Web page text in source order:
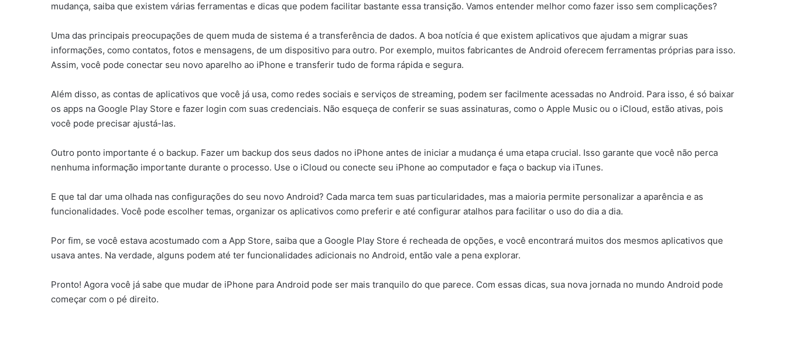
mudança, saiba que existem várias ferramentas e dicas que podem facilitar bastante essa transição. Vamos entender melhor como fazer isso sem complicações?
Uma das principais preocupações de quem muda de sistema é a transferência de dados. A boa notícia é que existem aplicativos que ajudam a migrar suas
informações, como contatos, fotos e mensagens, de um dispositivo para outro. Por exemplo, muitos fabricantes de Android oferecem ferramentas próprias para isso.
Assim, você pode conectar seu novo aparelho ao iPhone e transferir tudo de forma rápida e segura.
Além disso, as contas de aplicativos que você já usa, como redes sociais e serviços de streaming, podem ser facilmente acessadas no Android. Para isso, é só baixar
os apps na Google Play Store e fazer login com suas credenciais. Não esqueça de conferir se suas assinaturas, como o Apple Music ou o iCloud, estão ativas, pois
você pode precisar ajustá-las.
Outro ponto importante é o backup. Fazer um backup dos seus dados no iPhone antes de iniciar a mudança é uma etapa crucial. Isso garante que você não perca
nenhuma informação importante durante o processo. Use o iCloud ou conecte seu iPhone ao computador e faça o backup via iTunes.
E que tal dar uma olhada nas configurações do seu novo Android? Cada marca tem suas particularidades, mas a maioria permite personalizar a aparência e as
funcionalidades. Você pode escolher temas, organizar os aplicativos como preferir e até configurar atalhos para facilitar o uso do dia a dia.
Por fim, se você estava acostumado com a App Store, saiba que a Google Play Store é recheada de opções, e você encontrará muitos dos mesmos aplicativos que
usava antes. Na verdade, alguns podem até ter funcionalidades adicionais no Android, então vale a pena explorar.
Pronto! Agora você já sabe que mudar de iPhone para Android pode ser mais tranquilo do que parece. Com essas dicas, sua nova jornada no mundo Android pode
começar com o pé direito.